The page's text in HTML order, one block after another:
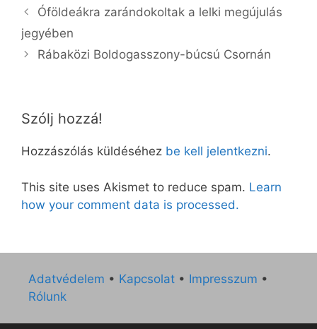
Óföldeákra zarándokoltak a lelki megújulás
jegyében
Rábaközi Boldogasszony-búcsú Csornán
Szólj hozzá!
Hozzászólás küldéséhez be kell jelentkezni.
This site uses Akismet to reduce spam. Learn
how your comment data is processed.
Adatvédelem • Kapcsolat • Impresszum •
Rólunk